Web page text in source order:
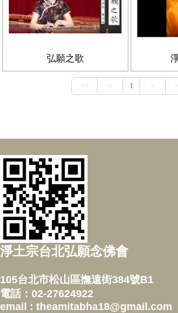
弘願之歌
淨土宗台北弘願念佛會
105台北市松山區撫遠街384號B1
電話：02-27624922
email : theamitabha18@gmail.com